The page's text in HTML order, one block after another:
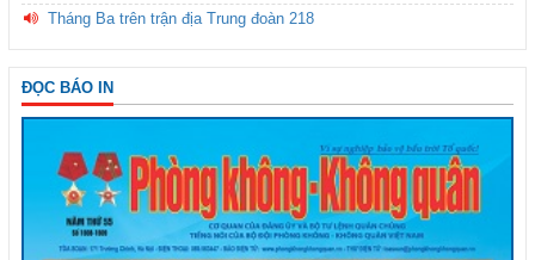
Tháng Ba trên trận địa Trung đoàn 218
ĐỌC BÁO IN